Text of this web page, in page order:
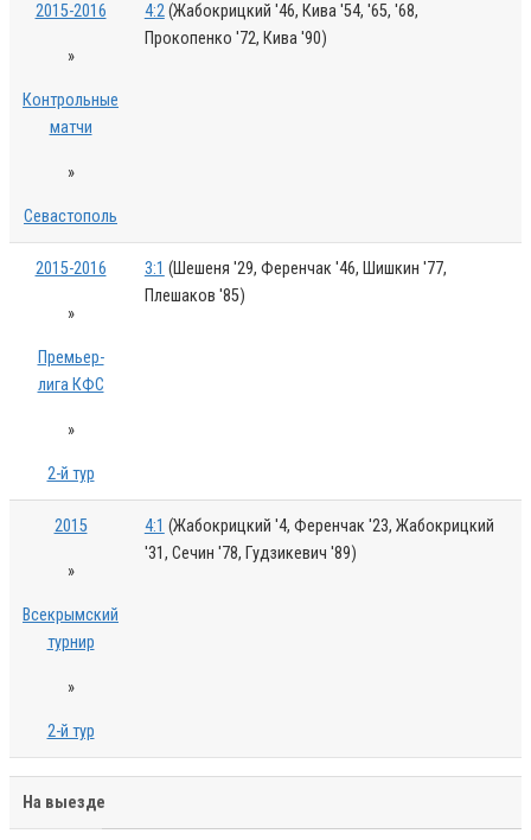
2015-2016
»
Контрольные
матчи
»
Севастополь
4:2(Жабокрицкий '46, Кива '54, '65, '68,
Прокопенко '72, Кива '90)
2015-2016
»
Премьер-
лига КФС
»
2-й тур
3:1 (Шешеня '29, Ференчак '46, Шишкин '77,
Плешаков '85)
2015
»
Всекрымский
турнир
»
2-й тур
4:1 (Жабокрицкий '4, Ференчак '23, Жабокрицкий
'31, Сечин '78, Гудзикевич '89)
На выезде